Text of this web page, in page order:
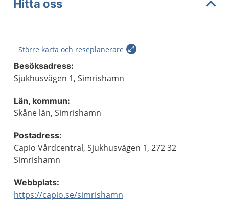
Hitta oss
Större karta och reseplanerare
Besöksadress:
Sjukhusvägen 1, Simrishamn
Län, kommun:
Skåne län, Simrishamn
Postadress:
Capio Vårdcentral, Sjukhusvägen 1, 272 32
Simrishamn
Webbplats:
https://capio.se/simrishamn